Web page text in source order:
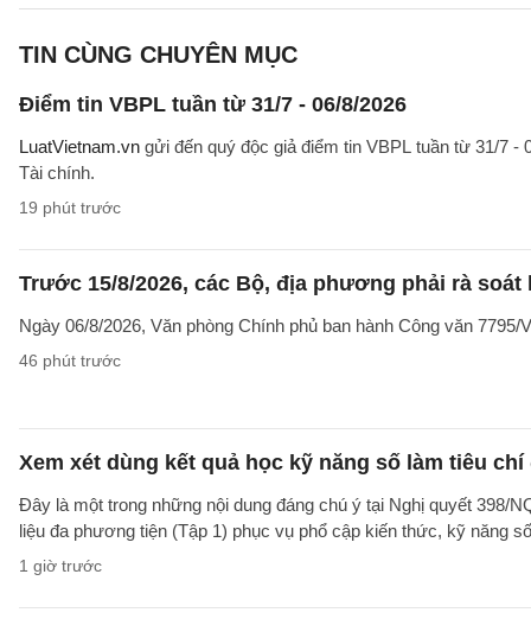
TIN CÙNG CHUYÊN MỤC
Điểm tin VBPL tuần từ 31/7 - 06/8/2026
LuatVietnam.vn gửi đến quý độc giả điểm tin VBPL tuần từ 31/7 -
Tài chính.
19 phút trước
Trước 15/8/2026, các Bộ, địa phương phải rà
Ngày 06/8/2026, Văn phòng Chính phủ ban hành Công văn
46 phút trước
Xem xét dùng kết quả học kỹ năng số làm tiêu
Đây là một trong những nội dung đáng chú ý tại Nghị quyết 398/
liệu đa phương tiện (Tập 1) phục vụ phổ cập kiến thức, kỹ năng
1 giờ trước